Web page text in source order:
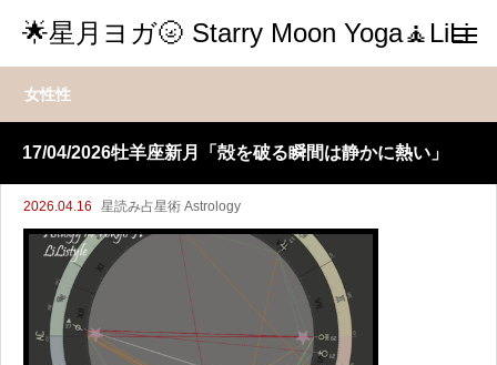
🌟星月ヨガ🌝 Starry Moon Yoga🧘LiLi
女性性
17/04/2026牡羊座新月「殻を破る瞬間は静かに熱い」
2026.04.16 星読み占星術 Astrology